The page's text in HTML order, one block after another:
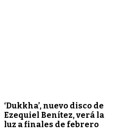
‘Dukkha’, nuevo disco de
Ezequiel Benítez, verá la
luz a finales de febrero